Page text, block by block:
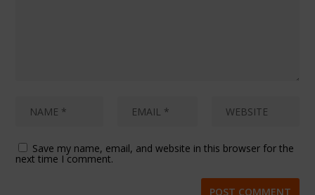
Save my name, email, and website in this browser for the
next time I comment.